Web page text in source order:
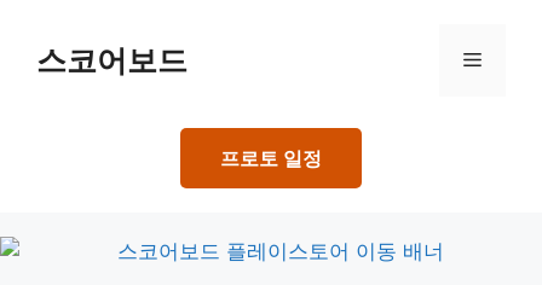
content스코어보드 Menu
프로토 일정